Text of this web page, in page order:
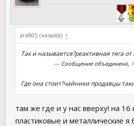
ara905 сказал(а): ↑
Так и называется?реактивная тяга
--- Сообщение объединено,
Где она стоит?чайники продавцы
там же где и у нас вверху! на
пластиковые и металлические я